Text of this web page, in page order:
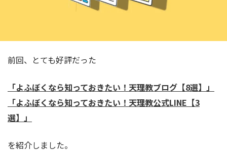
前回、とても好評だった
「よふぼくなら知っておきたい！天理教ブログ【8選】」
「よふぼくなら知っておきたい！天理教公式LINE【3
選】」
を紹介しました。